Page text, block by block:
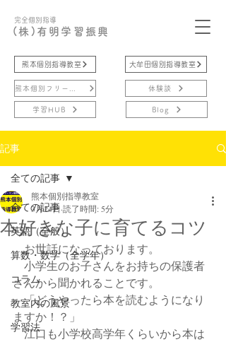
完全個別指導
(株)有明学習振興
熊本個別指導教室
学習HUB
大牟田個別指導教室
体験談
Blog
記事
全ての記事
英語（全般）
算数・数学（全学年）
コラム
教室内の風景
学習法
全ての記事
本好きな子に育てるコツ
熊本個別指導教室
3月24日 読了時間: 5分
お世話になっております。
小学生のお子さんをお持ちの保護者
さんから聞かれることです。
「どうやったら本を読むようになり
ますか！？」
江口も小学校高学年くらいから本は